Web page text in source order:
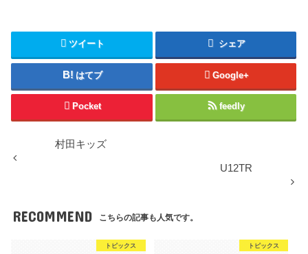
ツイート シェア
はてブ Google+
Pocket feedly
村田キッズ
U12TR
RECOMMEND こちらの記事も人気です。
トピックス トピックス